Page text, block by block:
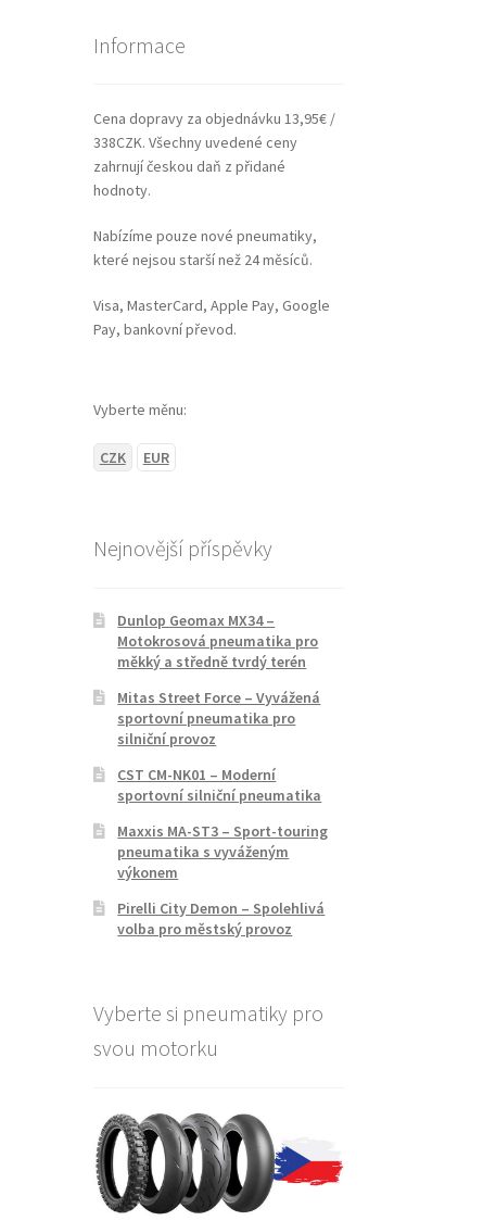
Informace
Cena dopravy za objednávku 13,95€ /
338CZK. Všechny uvedené ceny
zahrnují českou daň z přidané
hodnoty.
Nabízíme pouze nové pneumatiky,
které nejsou starší než 24 měsíců.
Visa, MasterCard, Apple Pay, Google
Pay, bankovní převod.
Vyberte měnu:
CZK EUR
Nejnovější příspěvky
Dunlop Geomax MX34 –
Motokrosová pneumatika pro
měkký a středně tvrdý terén
Mitas Street Force – Vyvážená
sportovní pneumatika pro
silniční provoz
CST CM-NK01 – Moderní
sportovní silniční pneumatika
Maxxis MA-ST3 – Sport-touring
pneumatika s vyváženým
výkonem
Pirelli City Demon – Spolehlivá
volba pro městský provoz
Vyberte si pneumatiky pro
svou motorku